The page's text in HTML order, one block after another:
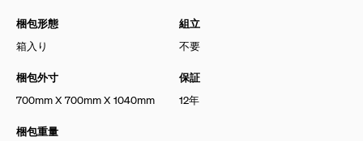
梱包形態
箱入り
梱包外寸
700mm X 700mm X 1040mm
梱包重量
組立
不要
保証
12年